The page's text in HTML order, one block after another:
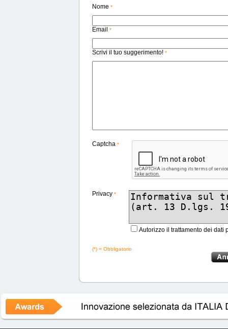
Nome *
Email *
Scrivi il tuo suggerimento! *
Captcha *
Privacy *
Autorizzo il trattamento dei dati
(*) = Obbligatorio